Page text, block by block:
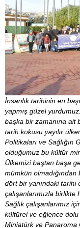
İnsanlık tarihinin en
yapmış güzel
başka bir zamanına ait
tarih kokusu yayılır
Politikaları ve
olduğumuz bu kültür
Ülkemizi baştan başa
mümkün
dört bir yanındaki tarihi
çalışanlarımızla birlikte
Sağlık çalışanlarımız
kültürel ve eğlence
Miniatürk ve Panaroma